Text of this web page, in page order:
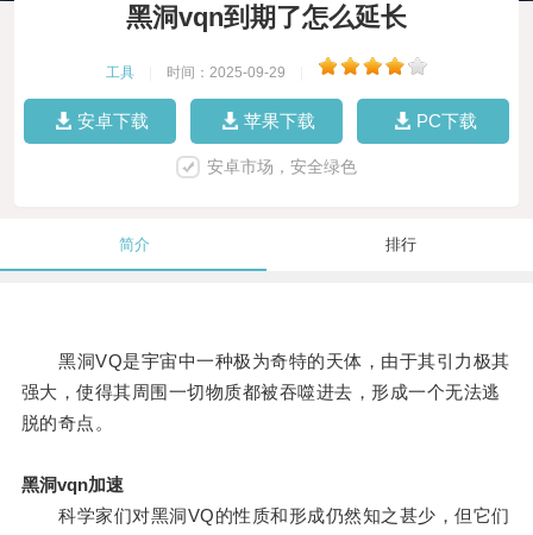
黑洞vqn到期了怎么延长
工具 时间：2025-09-29
安卓下载 苹果下载 PC下载
安卓市场，安全绿色
简介 排行
黑洞VQ是宇宙中一种极为奇特的天体，由于其引力极其
强大，使得其周围一切物质都被吞噬进去，形成一个无法逃
脱的奇点。
黑洞vqn加速
科学家们对黑洞VQ的性质和形成仍然知之甚少，但它们